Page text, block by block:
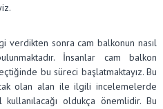
sonra cam balkonun nasıl
İnsanlar cam balkon
bu süreci başlatmaktayız. Bu
olan alan ile ilgili incelemelerde
kullanılacağı oldukça önemlidir. Bu